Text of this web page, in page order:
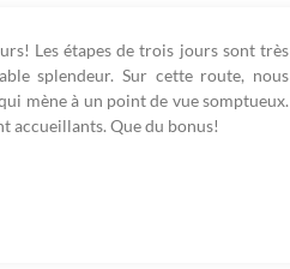
Les étapes de trois jours sont très
splendeur. Sur cette route, nous
mène à un point de vue somptueux.
accueillants. Que du bonus!